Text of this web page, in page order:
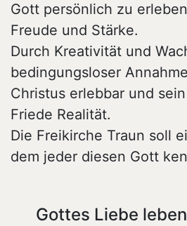
Gott persönlich zu
Freude und Stärke.
Durch Kreativität und
bedingungsloser
Christus erlebbar und
Friede Realität.
Die Freikirche Traun soll
dem jeder diesen Gott
Gottes Liebe